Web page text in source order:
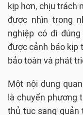
kịp hơn, chịu trách
được nhìn trong
nghiệp có đi
được cảnh báo kịp
bảo toàn và phát
Một nội dung
là chuyển phương
thủ tục sang quản